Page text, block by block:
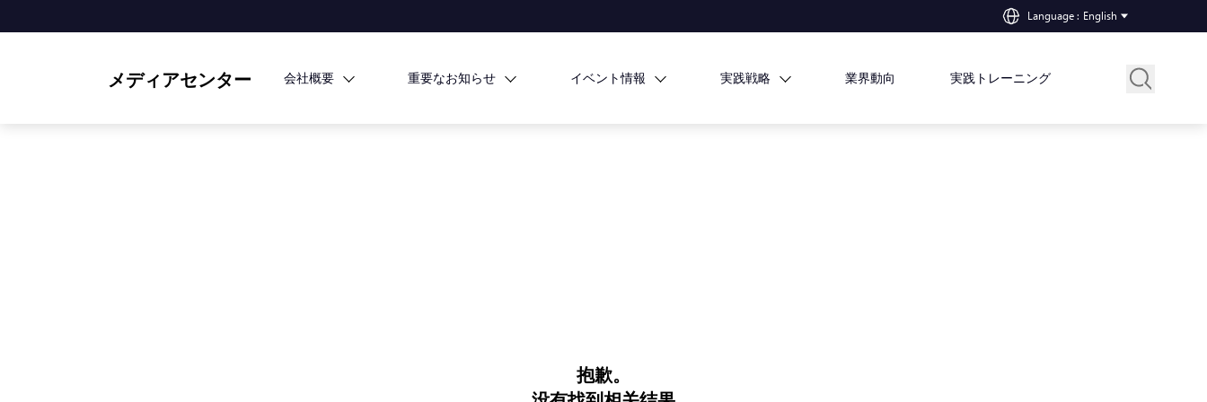
Language : English
メディアセンター 会社概要 重要なお知らせ イベント情報 実践戦略 業界動向 実践トレーニング
抱歉。